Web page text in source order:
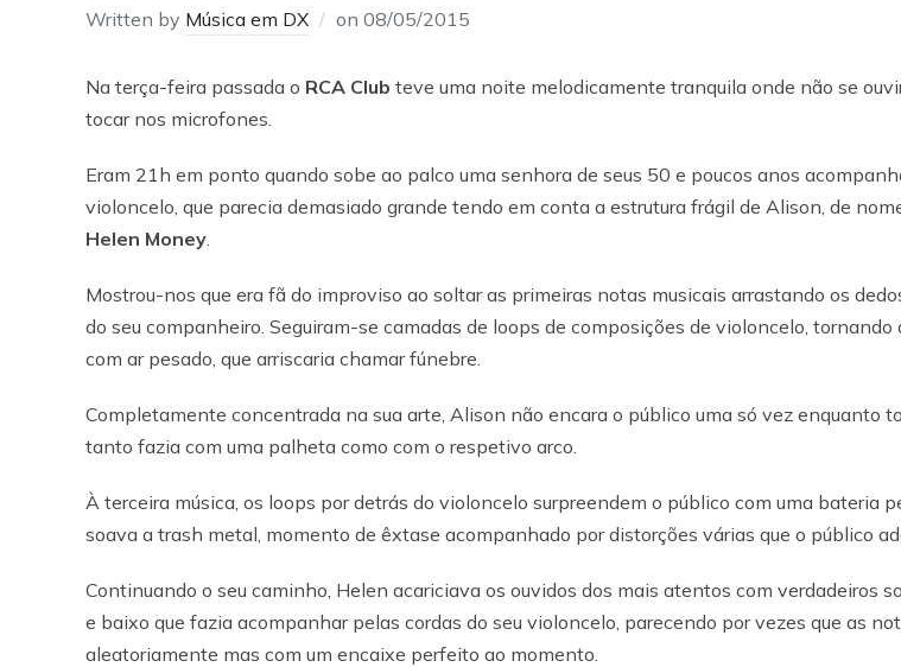
Written by Música em DX on 08/05/2015
Na terça-feira passada o RCA Club teve uma noite melodicamente tranquila onde não se
tocar nos microfones.
Eram 21h em ponto quando sobe ao palco uma senhora de seus 50 e poucos anos
violoncelo, que parecia demasiado grande tendo em conta a estrutura frágil de Alison, de
Helen Money.
Mostrou-nos que era fã do improviso ao soltar as primeiras notas musicais arrastando os
do seu companheiro. Seguiram-se camadas de loops de composições de violoncelo, tornando
com ar pesado, que arriscaria chamar fúnebre.
Completamente concentrada na sua arte, Alison não encara o público uma só vez enquanto
tanto fazia com uma palheta como com o respetivo arco.
À terceira música, os loops por detrás do violoncelo surpreendem o público com uma bateria
soava a trash metal, momento de êxtase acompanhado por distorções várias que o público
Continuando o seu caminho, Helen acariciava os ouvidos dos mais atentos com verdadeiros
e baixo que fazia acompanhar pelas cordas do seu violoncelo, parecendo por vezes que as
aleatoriamente mas com um encaixe perfeito ao momento.